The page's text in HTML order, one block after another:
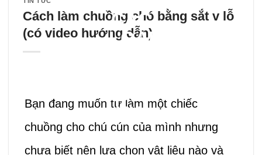
Cách làm chuồng chó bằng sắt v lỗ
(có video hướng dẫn)
Bạn đang muốn tự làm một chiếc
chuồng cho chú cún của mình nhưng
chưa biết nên lựa chọn vật liệu nào và